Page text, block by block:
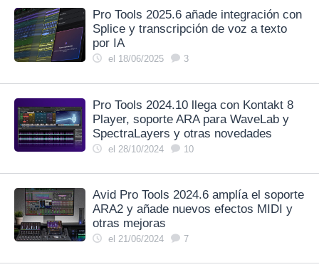
Pro Tools 2025.6 añade integración con
Splice y transcripción de voz a texto
por IA
el 18/06/2025 3
Pro Tools 2024.10 llega con Kontakt 8
Player, soporte ARA para WaveLab y
SpectraLayers y otras novedades
el 28/10/2024 10
Avid Pro Tools 2024.6 amplía el soporte
ARA2 y añade nuevos efectos MIDI y
otras mejoras
el 21/06/2024 7